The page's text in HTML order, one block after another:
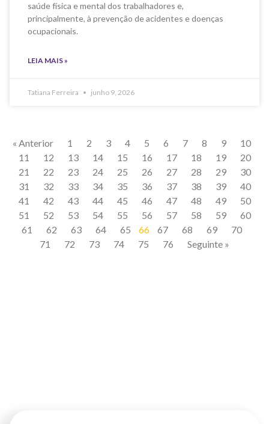
saúde física e mental dos trabalhadores e,
principalmente, à prevenção de acidentes e doenças
ocupacionais.
LEIA MAIS »
Tatiana Ferreira junho 9, 2026
« Anterior 1 2 3 4 5 6 7 8 9
10
11
12 13 14 15 16 17 18 19
20
21
22 23 24 25 26 27 28 29
30
31
32 33 34 35 36 37 38 39
40
41
42 43 44 45 46 47 48 49
50
51
52 53 54 55 56 57 58 59
60
61
62 63 64 65 66 67 68 69
70
71
72 73 74 75 76 Seguinte »